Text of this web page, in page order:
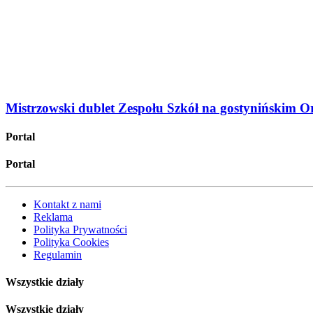
Mistrzowski dublet Zespołu Szkół na gostynińskim
Portal
Portal
Kontakt z nami
Reklama
Polityka Prywatności
Polityka Cookies
Regulamin
Wszystkie działy
Wszystkie działy